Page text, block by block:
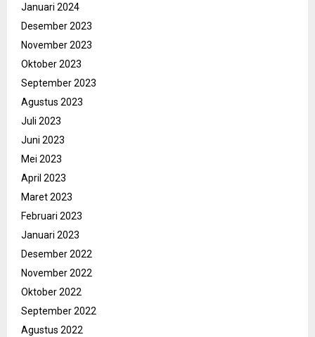
Januari 2024
Desember 2023
November 2023
Oktober 2023
September 2023
Agustus 2023
Juli 2023
Juni 2023
Mei 2023
April 2023
Maret 2023
Februari 2023
Januari 2023
Desember 2022
November 2022
Oktober 2022
September 2022
Agustus 2022